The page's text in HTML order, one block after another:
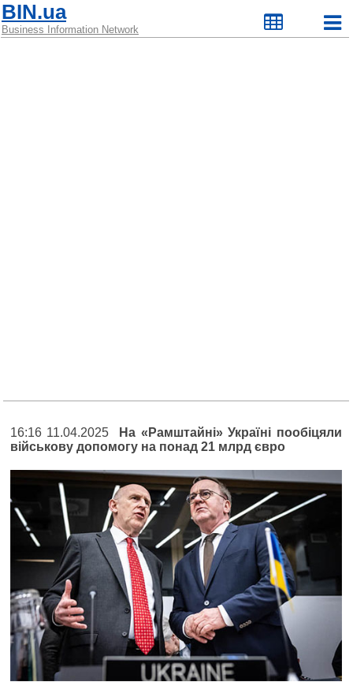
BIN.ua
Business Information Network
16:16 11.04.2025
На «Рамштайні» Україні пообіцяли
військову допомогу на понад 21 млрд євро